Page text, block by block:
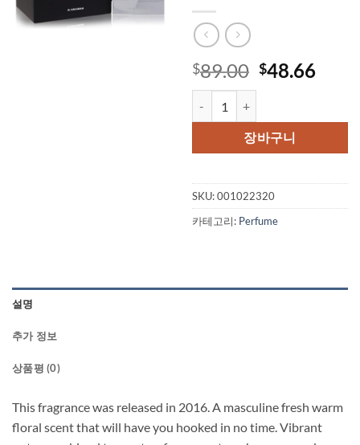
$89.00 원
격:
$89.00.
$48.66현
격:
장바구니
SKU:001022320
카테고리: Perfume
설명
추가 정보
상품평 (0)
This fragrance was released in 2016. A masculine fresh warm
floral scent that will have you hooked in no time. Vibrant